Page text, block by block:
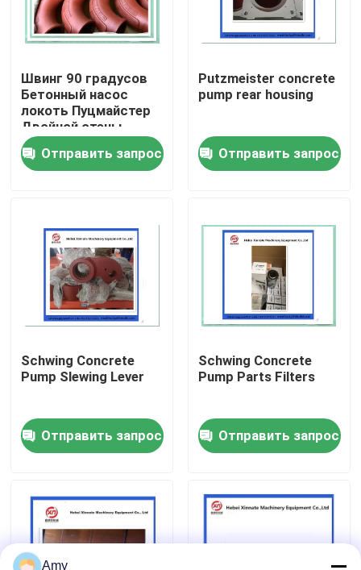
Главная страница
Продукция
О Компании
Наша фабрика
контроль качества
Части конкретного насоса Putzmeister
Части конкретного насоса Schwing
Швинг 90 градусов
Бетонный насос
локоть Пуцмайстер
Двойной стены
локоть 10010479
Отправить запрос
Putzmeister concrete
pump rear housing
Отправить запрос
Schwing Concrete
Pump Slewing Lever
Отправить запрос
Schwing Concrete
Pump Parts Filters
Отправить запрос
Amy